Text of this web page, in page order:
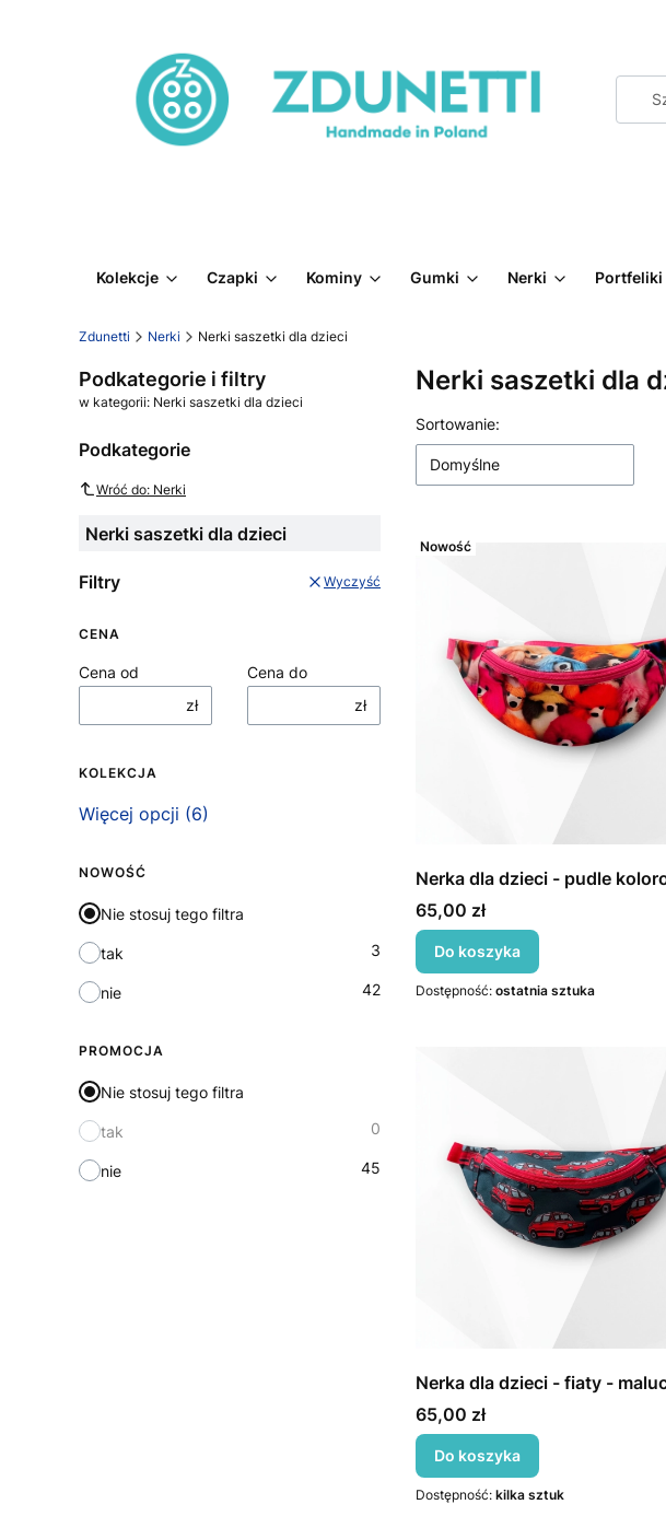
Kolekcje Czapki Kominy Gumki Nerki Portfeliki
Zdunetti Nerki Nerki saszetki dla dzieci
Podkategorie i filtry
w kategorii: Nerki saszetki dla dzieci
Podkategorie
Wróć do: Nerki
Nerki saszetki dla dzieci
Filtry Wyczyść
CENA
Cena od
zł
Cena do
zł
KOLEKCJA
Kolekcja
Więcej opcji (6)
NOWOŚĆ
Nie stosuj tego filtra
tak 3
nie 42
PROMOCJA
Nie stosuj tego filtra
tak 0
nie 45
Nerki saszetki dla
Lista produktów
Sortowanie:
Domyślne
Nowość
Nerka dla dzieci - pudle
Cena
65,00 zł
Do koszyka
Dostępność: ostatnia sztuka
Nerka dla dzieci - fiaty -
Cena
65,00 zł
Do koszyka
Dostępność: kilka sztuk